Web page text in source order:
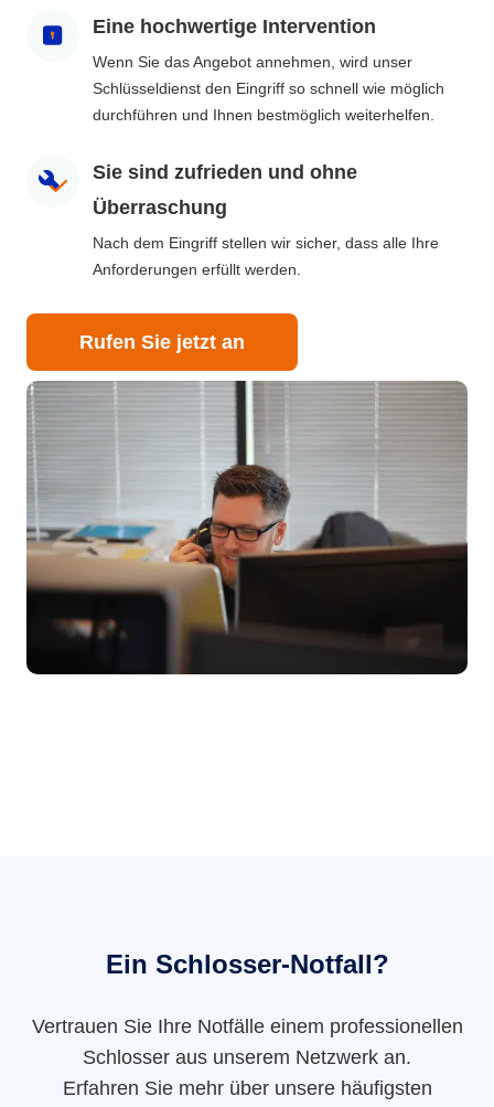
Eine hochwertige Intervention
Wenn Sie das Angebot annehmen, wird unser
Schlüsseldienst den Eingriff so schnell wie möglich
durchführen und Ihnen bestmöglich weiterhelfen.
Sie sind zufrieden und ohne
Überraschung
Nach dem Eingriff stellen wir sicher, dass alle Ihre
Anforderungen erfüllt werden.
Rufen Sie jetzt an
Ein Schlosser-Notfall?
Vertrauen Sie Ihre Notfälle einem professionellen
Schlosser aus unserem Netzwerk an.
Erfahren Sie mehr über unsere häufigsten